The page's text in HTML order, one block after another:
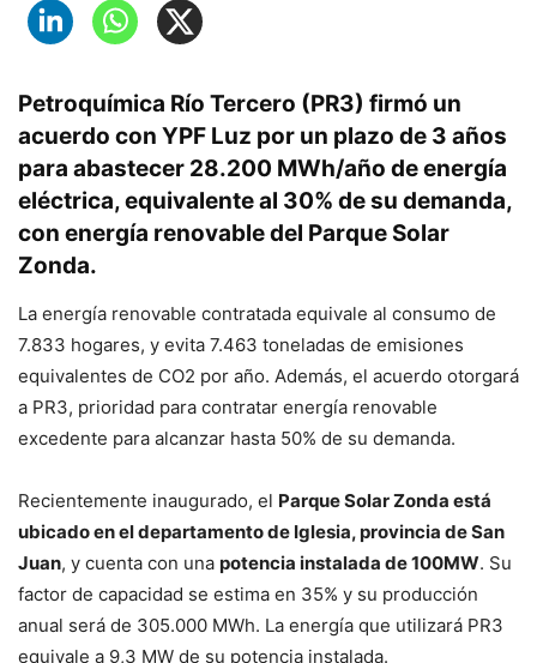
Petroquímica Río Tercero (PR3) firmó un
acuerdo con YPF Luz por un plazo de 3 años
para abastecer 28.200 MWh/año de energía
eléctrica, equivalente al 30% de su demanda,
con energía renovable del Parque Solar
Zonda.
La energía renovable contratada equivale al consumo de
7.833 hogares, y evita 7.463 toneladas de emisiones
equivalentes de CO2 por año. Además, el acuerdo otorgará
a PR3, prioridad para contratar energía renovable
excedente para alcanzar hasta 50% de su demanda.
Recientemente inaugurado, el Parque Solar Zonda está
ubicado en el departamento de Iglesia, provincia de San
Juan, y cuenta con una potencia instalada de 100MW. Su
factor de capacidad se estima en 35% y su producción
anual será de 305.000 MWh. La energía que utilizará PR3
equivale a 9,3 MW de su potencia instalada.